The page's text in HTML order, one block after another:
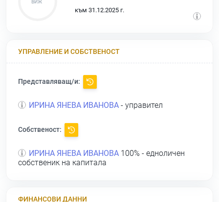
към 31.12.2025 г.
УПРАВЛЕНИЕ И СОБСТВЕНОСТ
Представляващ/и:
ИРИНА ЯНЕВА ИВАНОВА - управител
Собственост:
ИРИНА ЯНЕВА ИВАНОВА 100% - едноличен
собственик на капитала
ФИНАНСОВИ ДАННИ